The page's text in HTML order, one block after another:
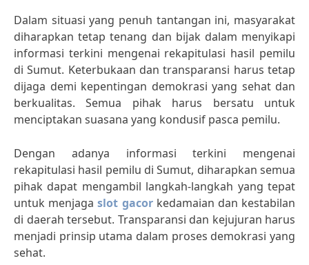
Dalam situasi yang penuh tantangan ini, masyarakat
diharapkan tetap tenang dan bijak dalam menyikapi
informasi terkini mengenai rekapitulasi hasil pemilu
di Sumut. Keterbukaan dan transparansi harus tetap
dijaga demi kepentingan demokrasi yang sehat dan
berkualitas. Semua pihak harus bersatu untuk
menciptakan suasana yang kondusif pasca pemilu.
Dengan adanya informasi terkini mengenai
rekapitulasi hasil pemilu di Sumut, diharapkan semua
pihak dapat mengambil langkah-langkah yang tepat
untuk menjagaslot gacorkedamaian dan kestabilan
di daerah tersebut. Transparansi dan kejujuran harus
menjadi prinsip utama dalam proses demokrasi yang
sehat.